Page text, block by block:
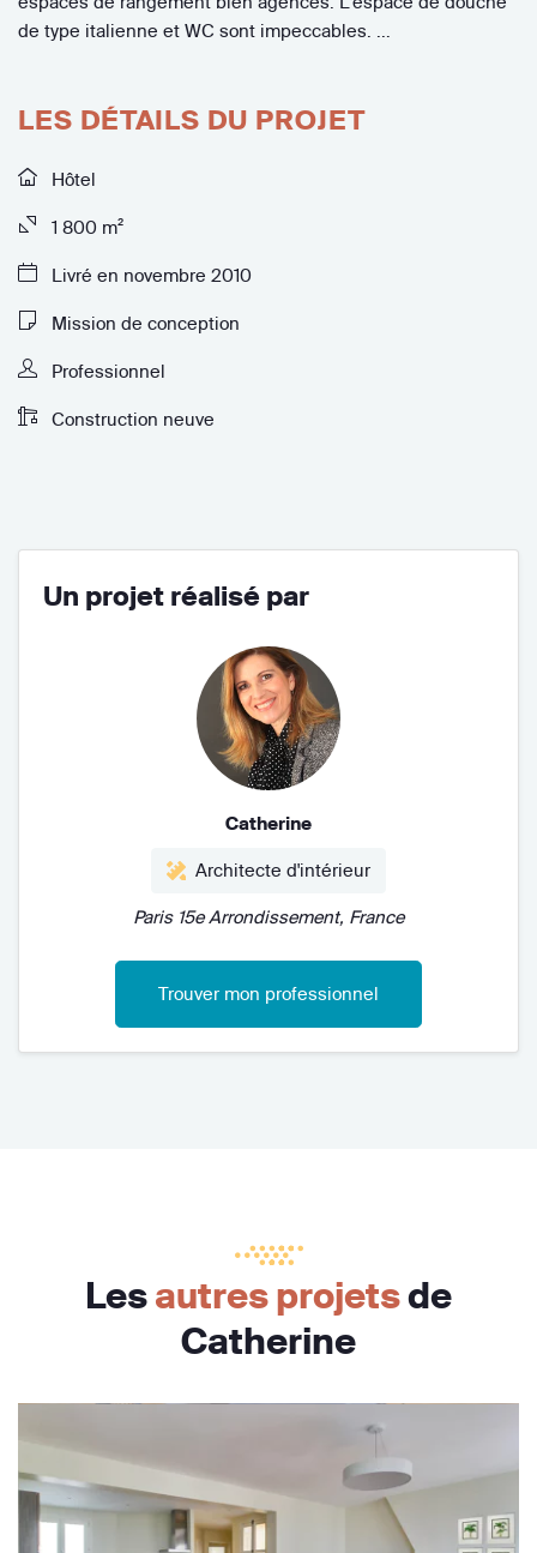
de type italienne et WC sont impeccables. …
LES DÉTAILS DU PROJET
Hôtel
1 800 m²
Livré en novembre 2010
Mission de conception
Professionnel
Construction neuve
Un projet réalisé par
Catherine
Architecte d'intérieur
Paris 15e Arrondissement, France
Trouver mon professionnel
Lesautres projetsde
Catherine